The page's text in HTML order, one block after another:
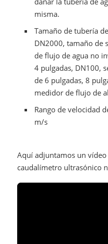
misma.
Tamaño de tubería
DN2000, tamaño de
de flujo de agua no
4 pulgadas, DN100,
de 6 pulgadas, 8
medidor de flujo de
Rango de velocidad
m/s
Aquí adjuntamos un
caudalímetro ultrasónico